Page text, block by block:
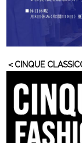
＜CINQUE